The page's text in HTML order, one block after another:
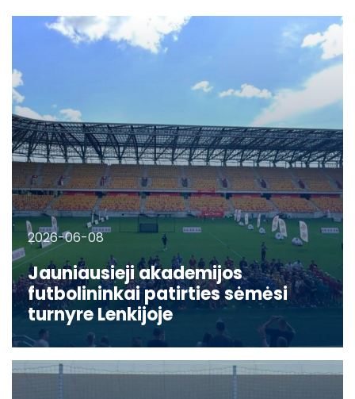
2026-06-08
Jauniausieji akademijos
futbolininkai patirties sėmėsi
turnyre Lenkijoje